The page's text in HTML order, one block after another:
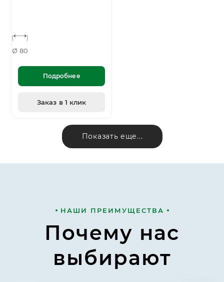
Ø 80
Подробнее
Заказ в 1 клик
Показать еще...
НАШИ ПРЕИМУЩЕСТВА
Почему нас
выбирают